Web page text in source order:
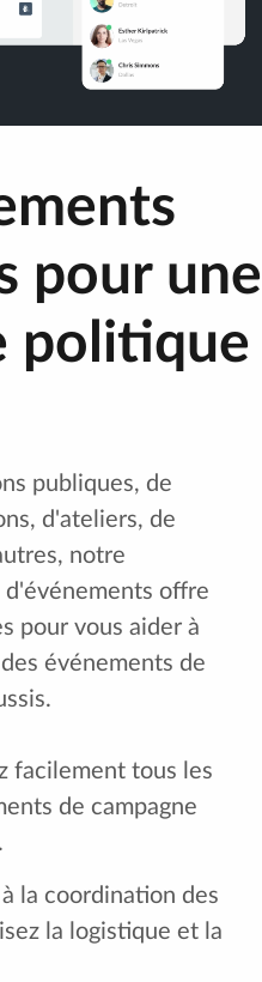
pour une
politique
publiques, de
d'ateliers, de
notre
offre
pour vous aider à
événements de
facilement tous les
de campagne
la coordination des
la logistique et la